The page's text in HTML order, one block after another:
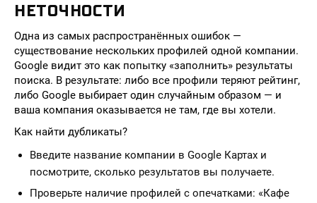
НЕТОЧНОСТИ
Одна из самых распространённых ошибок —
существование нескольких профилей одной компании.
Google видит это как попытку «заполнить» результаты
поиска. В результате: либо все профили теряют рейтинг,
либо Google выбирает один случайным образом — и
ваша компания оказывается не там, где вы хотели.
Как найти дубликаты?
Введите название компании в Google Картах и
посмотрите, сколько результатов вы получаете.
Проверьте наличие профилей с опечатками: «Кафе